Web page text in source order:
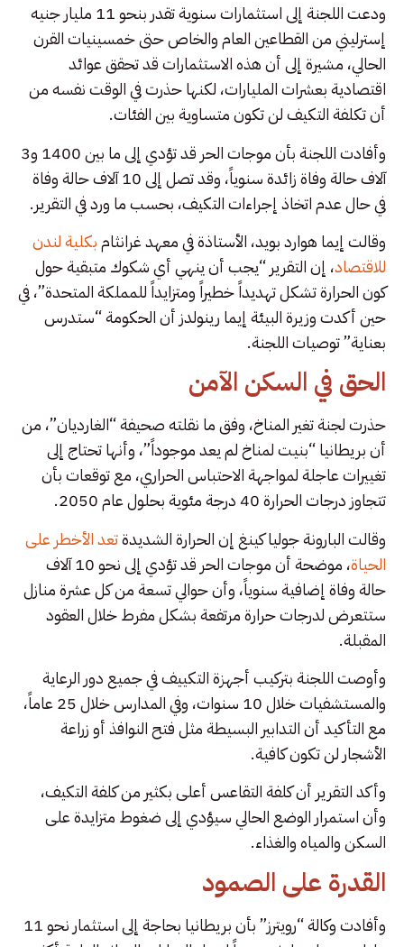
ودعت اللجنة إلى استثمارات سنوية تقدر بنحو 11 مليار جنيه
إسترليني من القطاعين العام والخاص حتى خمسينيات القرن
الحالي، مشيرة إلى أن هذه الاستثمارات قد تحقق عوائد
اقتصادية بعشرات المليارات، لكنها حذرت في الوقت نفسه من
أن تكلفة التكيف لن تكون متساوية بين الفئات.
وأفادت اللجنة بأن موجات الحر قد تؤدي إلى ما بين 1400 و3
آلاف حالة وفاة زائدة سنوياً، وقد تصل إلى 10 آلاف حالة وفاة
في حال عدم اتخاذ إجراءات التكيف، بحسب ما ورد في التقرير.
وقالت إيما هوارد بويد، الأستاذة في معهد غرانثامبكلية لندن
للاقتصاد، إن التقرير “يجب أن ينهي أي شكوك متبقية حول
كون الحرارة تشكل تهديداً خطيراً ومتزايداً للمملكة المتحدة”، في
حين أكدت وزيرة البيئة إيما رينولدز أن الحكومة “ستدرس
بعناية” توصيات اللجنة.
الحق في السكن الآمن
حذرت لجنة تغير المناخ، وفق ما نقلته صحيفة “الغارديان”، من
أن بريطانيا “بنيت لمناخ لم يعد موجوداً”، وأنها تحتاج إلى
تغييرات عاجلة لمواجهة الاحتباس الحراري، مع توقعات بأن
تتجاوز درجات الحرارة 40 درجة مئوية بحلول عام 2050.
وقالت البارونة جوليا كينغ إن الحرارة الشديدةتعد الأخطر على
الحياة
، موضحة أن موجات الحر قد تؤدي إلى نحو 10 آلاف
حالة وفاة إضافية سنوياً، وأن حوالي تسعة من كل عشرة منازل
ستتعرض لدرجات حرارة مرتفعة بشكل مفرط خلال العقود
المقبلة.
وأوصت اللجنة بتركيب أجهزة التكييف في جميع دور الرعاية
والمستشفيات خلال 10 سنوات، وفي المدارس خلال 25 عاماً،
مع التأكيد أن التدابير البسيطة مثل فتح النوافذ أو زراعة
الأشجار لن تكون كافية.
وأكد التقرير أن كلفة التقاعس أعلى بكثير من كلفة التكيف،
وأن استمرار الوضع الحالي سيؤدي إلى ضغوط متزايدة على
السكن والمياه والغذاء.
القدرة على الصمود
وأفادت وكالة “رويترز” بأن بريطانيا بحاجة إلى استثمار نحو 11